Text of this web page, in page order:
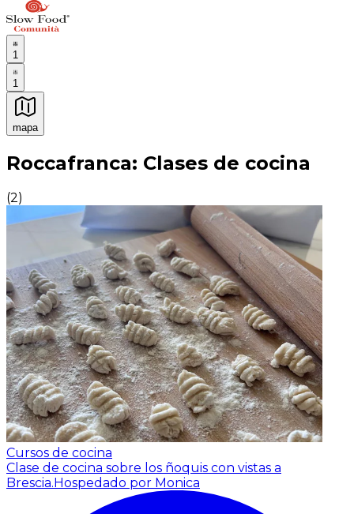
1
1
mapa
Experiencias culinarias inolvidables: Experiencias
Roccafranca: Clases de cocina
(2)
Cursos de cocina
Clase de cocina sobre los ñoquis con vistas a
Brescia.Hospedado por Monica